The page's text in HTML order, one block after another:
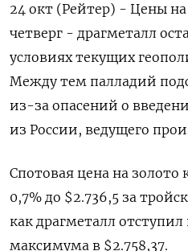
24 окт (Рейтер) - Цены на
четверг - драгметалл
условиях текущих
Между тем палладий
из-за опасений о
из России, ведущего
Спотовая цена на золото
0,7% до $2.736,5​ за
как драгметалл отступил
максимума в $2.758,37.